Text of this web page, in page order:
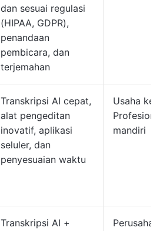
dan sesuai regulasi
(HIPAA, GDPR),
penandaan
pembicara, dan
terjemahan
Transkripsi AI cepat,
alat pengeditan
inovatif, aplikasi
seluler, dan
penyesuaian waktu
Usaha
Profesional
mandiri
Transkripsi AI +